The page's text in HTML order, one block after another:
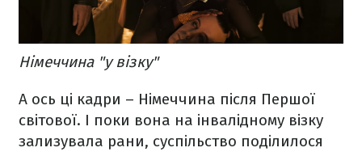
Німеччина "у візку"
А ось ці кадри – Німеччина після Першої
світової. І поки вона на інвалідному візку
зализувала рани, суспільство поділилося